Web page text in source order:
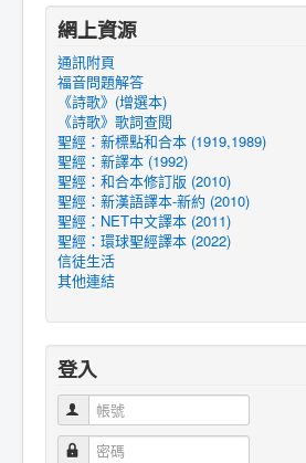
網上資源
通訊附頁
福音問題解答
《詩歌》(增選本)
《詩歌》歌詞查閱
聖經：新標點和合本 (1919,1989)
聖經：新譯本 (1992)
聖經：和合本修訂版 (2010)
聖經：新漢語譯本-新約 (2010)
聖經：NET中文譯本 (2011)
聖經：環球聖經譯本 (2022)
信徒生活
其他連結
登入
帳號
密碼